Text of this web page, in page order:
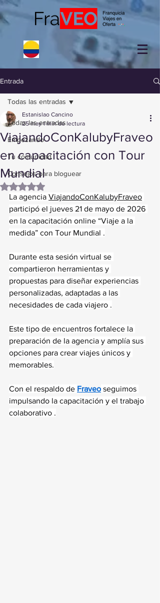
Entrada
Todas las entradas
Empezando
Tu comunidad
Consejos para bloguear
Todas las entradas
ViajandoConKalubyFraveo
en capacitación con Tour
Mundial
Estanislao Cancino
25 may 1 min de lectura
Obtuvo NaN de 5 estrellas.
La agencia ViajandoConKalubyFraveo
participó el jueves 21 de mayo de 2026
en la capacitación online “Viaje a la
medida” con Tour Mundial .
Durante esta sesión virtual se
compartieron herramientas y
propuestas para diseñar experiencias
personalizadas, adaptadas a las
necesidades de cada viajero .
Este tipo de encuentros fortalece la
preparación de la agencia y amplía sus
opciones para crear viajes únicos y
memorables.
Con el respaldo de Fraveo seguimos
impulsando la capacitación y el trabajo
colaborativo .